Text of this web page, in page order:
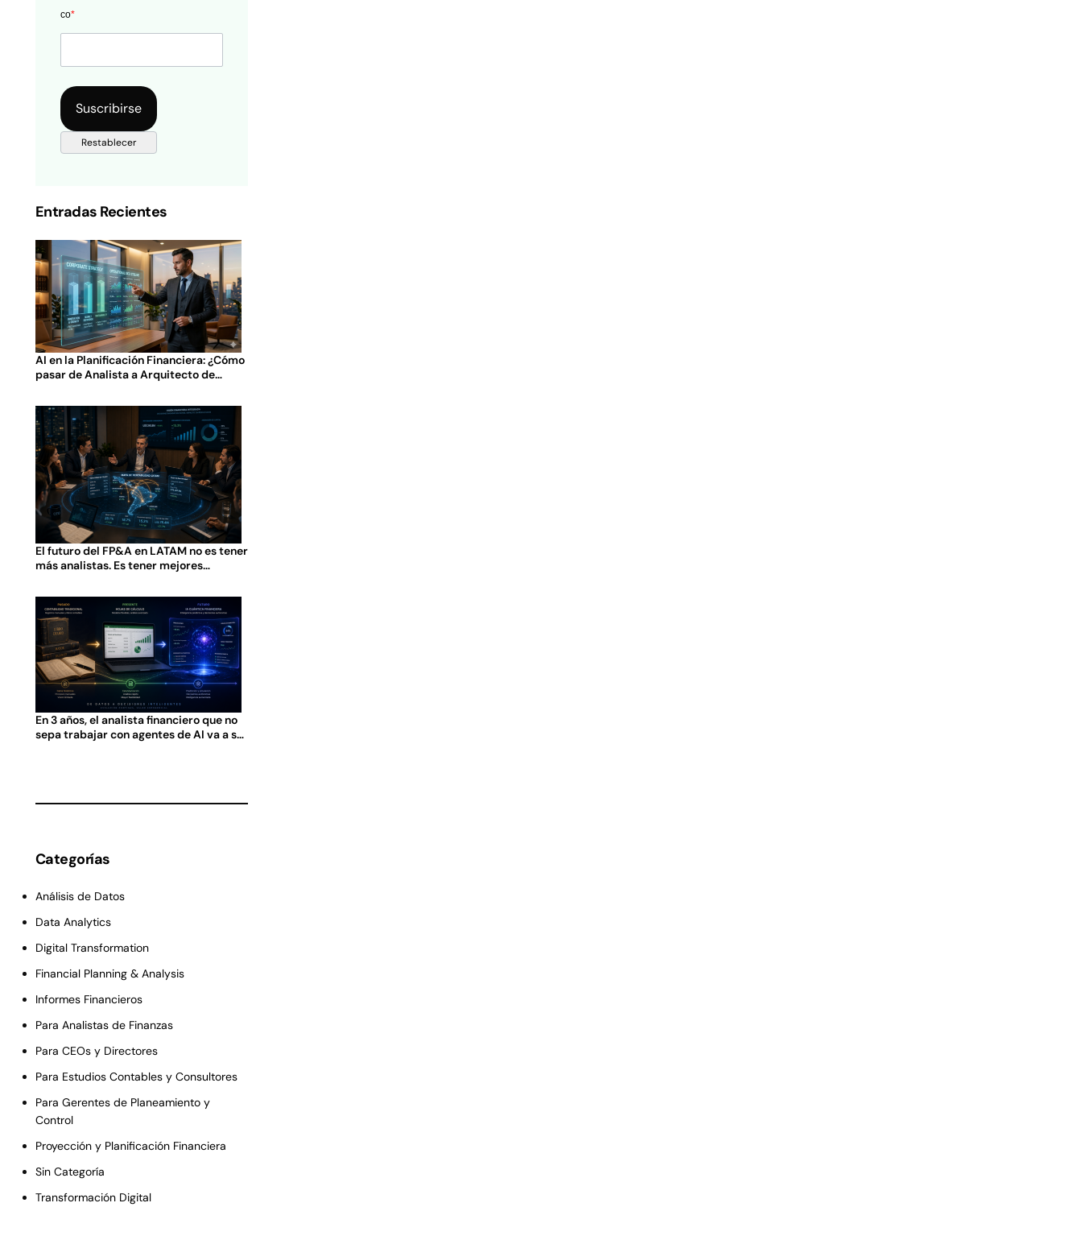
co*
Entradas Recientes
AI en la Planificación Financiera: ¿Cómo
pasar de Analista a Arquitecto de
El futuro del FP&A en LATAM no es tener
más analistas. Es tener mejores
En 3 años, el analista financiero que no
sepa trabajar con agentes de AI va a ser
Categorías
Análisis de Datos
Data Analytics
Digital Transformation
Financial Planning & Analysis
Informes Financieros
Para Analistas de Finanzas
Para CEOs y Directores
Para Estudios Contables y Consultores
Para Gerentes de Planeamiento y
Control
Proyección y Planificación Financiera
Sin Categoría
Transformación Digital